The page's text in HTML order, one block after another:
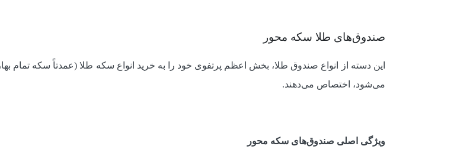
صندوق‌های طلا سکه محور
این دسته از انواع صندوق طلا، بخش اعظم پرتفوی خود را به خرید انواع سکه طلا (عمدتاً سکه تمام
می‌شود، اختصاص می‌دهند.
ویژگی اصلی صندوق‌های سکه محور